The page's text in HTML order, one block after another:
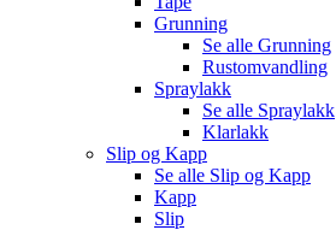
Grunning
Se alle Grunning
Rustomvandling
Spraylakk
Se alle Spraylakk
Klarlakk
Slip og Kapp
Se alle Slip og Kapp
Kapp
Slip